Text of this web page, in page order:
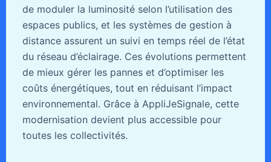
de moduler la luminosité selon l’utilisation des
espaces publics, et les systèmes de gestion à
distance assurent un suivi en temps réel de l’état
du réseau d’éclairage. Ces évolutions permettent
de mieux gérer les pannes et d’optimiser les
coûts énergétiques, tout en réduisant l’impact
environnemental. Grâce à AppliJeSignale, cette
modernisation devient plus accessible pour
toutes les collectivités.